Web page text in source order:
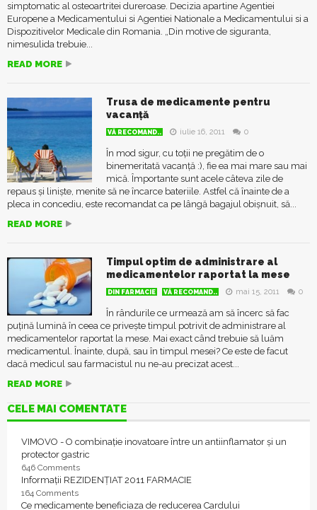
simptomatic al osteoartritei dureroase. Decizia apartine Agentiei
Europene a Medicamentului si Agentiei Nationale a Medicamentului si a
Dispozitivelor Medicale din Romania. „Din motive de siguranta,
nimesulida trebuie...
READ MORE
Trusa de medicamente pentru
vacanță
VĂ RECOMAND.. iulie 16, 2011 0
În mod sigur, cu toții ne pregătim de o
binemeritată vacanță :), fie ea mai mare sau mai
mică. Împortante sunt acele câteva zile de
repaus și liniște, menite să ne încarce bateriile. Astfel că înainte de a
pleca in concediu, este recomandat ca pe lângă bagajul obișnuit, să...
READ MORE
Timpul optim de administrare al
medicamentelor raportat la mese
DIN FARMACIE VĂ RECOMAND.. mai 15, 2011 0
În rândurile ce urmează am să încerc să fac
puțină lumină în ceea ce privește timpul potrivit de administrare al
medicamentelor raportat la mese. Mai exact când trebuie să luăm
medicamentul. Înainte, după, sau în timpul mesei? Ce este de facut
dacă medicul sau farmacistul nu ne-au precizat acest...
READ MORE
CELE MAI COMENTATE
VIMOVO - O combinație inovatoare între un antiinflamator și un
protector gastric
646 Comments
Informații REZIDENȚIAT 2011 FARMACIE
164 Comments
Ce medicamente beneficiaza de reducerea Cardului